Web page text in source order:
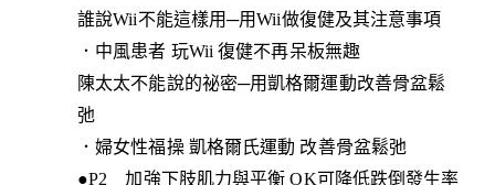
誰說Wii不能這樣用─用Wii做復健及其注意事項
．中風患者 玩Wii 復健不再呆板無趣
陳太太不能說的祕密─用凱格爾運動改善骨盆鬆
弛
．婦女性福操 凱格爾氏運動 改善骨盆鬆弛
●P2 加強下肢肌力與平衡 OK可降低跌倒發生率